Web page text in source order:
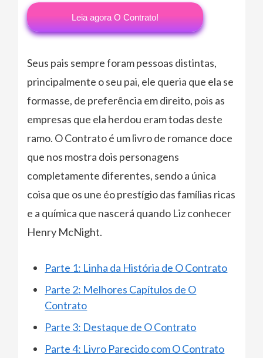
Leia agora O Contrato!
Seus pais sempre foram pessoas distintas,
principalmente o seu pai, ele queria que ela se
formasse, de preferência em direito, pois as
empresas que ela herdou eram todas deste
ramo. O Contrato é um livro de romance doce
que nos mostra dois personagens
completamente diferentes, sendo a única
coisa que os une éo prestígio das famílias ricas
e a química que nascerá quando Liz conhecer
Henry McNight.
Parte 1: Linha da História de O Contrato
Parte 2: Melhores Capítulos de O
Contrato
Parte 3: Destaque de O Contrato
Parte 4: Livro Parecido com O Contrato